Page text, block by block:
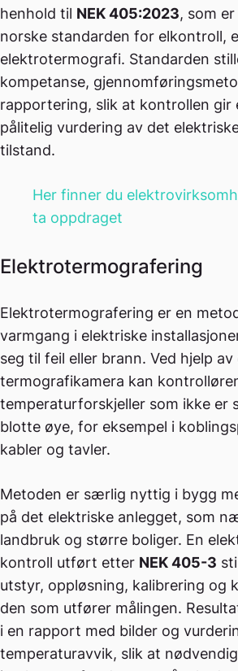
henhold til NEK 405:2023, som
norske standarden for elkontroll,
elektrotermografi. Standarden
kompetanse,
rapportering, slik at kontrollen gir
pålitelig vurdering av det
tilstand.
Her finner du
ta oppdraget
Elektrotermografering
Elektrotermografering er en
varmgang i elektriske
seg til feil eller brann. Ved hjelp av
termografikamera kan
temperaturforskjeller som ikke er
blotte øye, for eksempel i
kabler og tavler.
Metoden er særlig nyttig i bygg
på det elektriske anlegget, som
landbruk og større boliger. En
kontroll utført etter NEK 405-3
utstyr, oppløsning, kalibrering og
den som utfører målingen.
i en rapport med bilder og
temperaturavvik, slik at